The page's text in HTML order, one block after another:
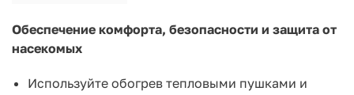
Обеспечение комфорта, безопасности и защита от
насекомых
Используйте обогрев тепловыми пушками и